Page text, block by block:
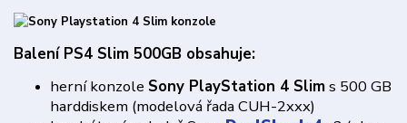
Balení PS4 Slim 500GB obsahuje:
herní konzole Sony PlayStation 4 Slims 500 GB
harddiskem (modelová řada CUH-2xxx)